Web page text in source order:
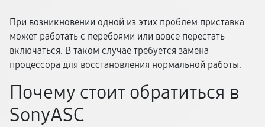
При возникновении одной из этих проблем приставка
может работать с перебоями или вовсе перестать
включаться. В таком случае требуется замена
процессора для восстановления нормальной работы.
Почему стоит обратиться в
SonyASC